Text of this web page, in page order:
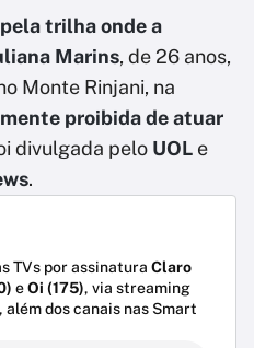
trilha onde a
Marins, de 26 anos,
Monte Rinjani, na
proibida de atuar
divulgada pelo UOL e
.
TVs por assinatura Claro
eOi (175), via streaming
, além dos canais nas Smart